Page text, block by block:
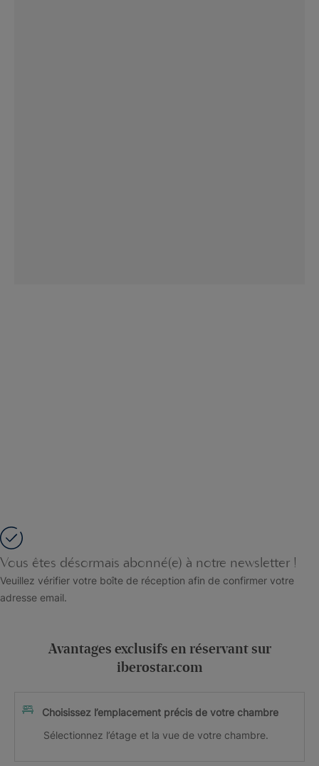
Vous êtes désormais abonné(e) à notre newsletter !
Veuillez vérifier votre boîte de réception afin de confirmer votre
adresse email.
Avantages exclusifs en réservant sur
iberostar.com
Choisissez l’emplacement précis de votre chambre
Sélectionnez l’étage et la vue de votre chambre.